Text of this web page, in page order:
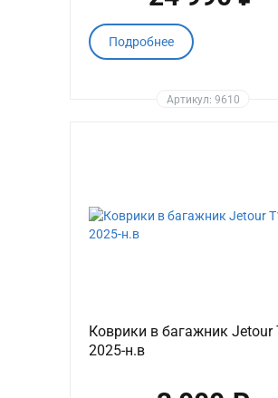
Подробнее
Артикул: 9610
Коврики в багажник Jetour
2025-н.в